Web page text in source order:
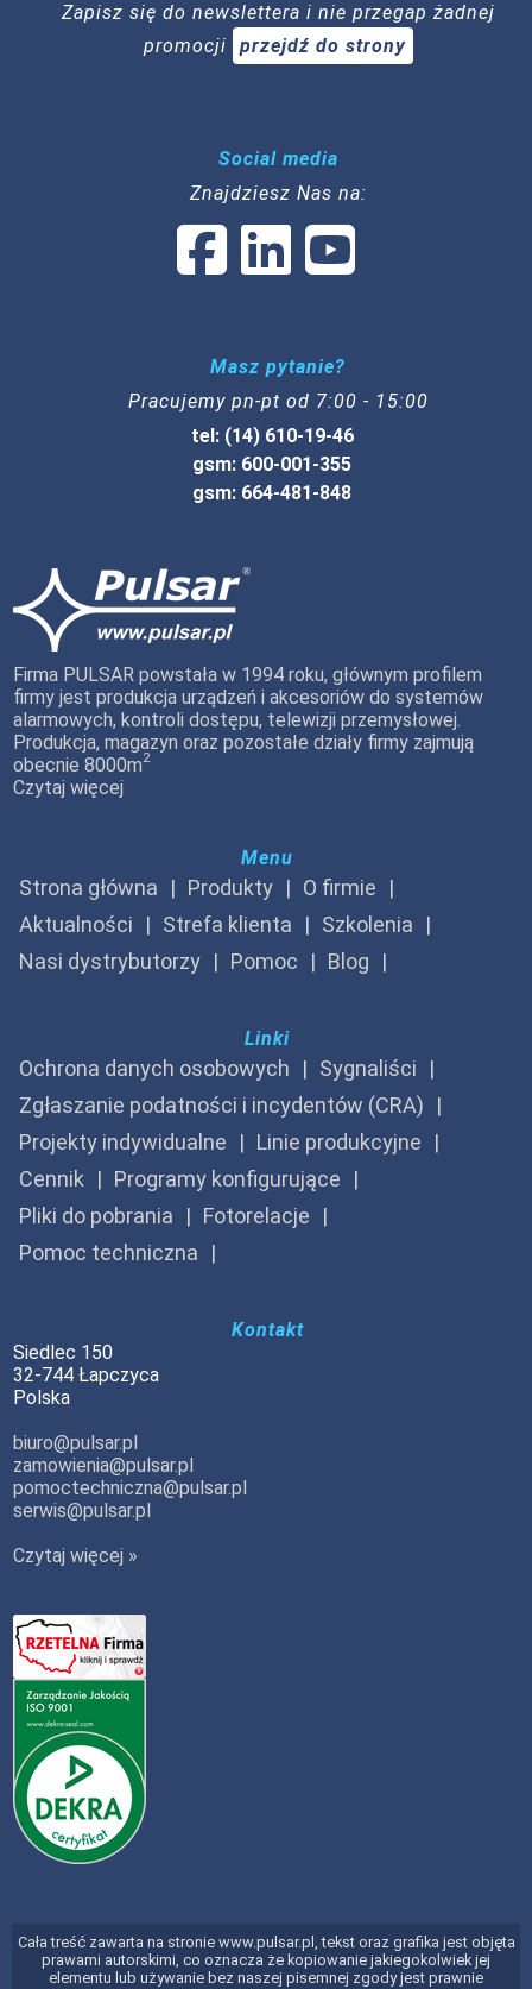
Zapisz się do newslettera i nie przegap żadnej
promocji
przejdź do strony
Social media
Znajdziesz Nas na:
Masz pytanie?
Pracujemy pn-pt od 7:00 - 15:00
tel: (14) 610-19-46
gsm: 600-001-355
gsm: 664-481-848
Firma PULSAR powstała w 1994 roku, głównym profilem
firmy jest produkcja urządzeń i akcesoriów do systemów
alarmowych, kontroli dostępu, telewizji przemysłowej.
Produkcja, magazyn oraz pozostałe działy firmy zajmują
obecnie 8000m2
Czytaj więcej
Menu
Strona główna Produkty
O firmie
Aktualności
Strefa klienta
Szkolenia
Nasi dystrybutorzy
Pomoc Blog
Linki
Ochrona danych osobowych
Sygnaliści
Zgłaszanie podatności i incydentów (CRA)
Projekty indywidualne
Linie produkcyjne
Cennik
Programy konfigurujące
Pliki do pobrania
Fotorelacje
Pomoc techniczna
Kontakt
Siedlec 150
32-744 Łapczyca
Polska
biuro@pulsar.pl
zamowienia@pulsar.pl
pomoctechniczna@pulsar.pl
serwis@pulsar.pl
Czytaj więcej »
Cała treść zawarta na stronie www.pulsar.pl, tekst oraz grafika jest objęta
prawami autorskimi, co oznacza że kopiowanie jakiegokolwiek jej
elementu lub używanie bez naszej pisemnej zgody jest prawnie